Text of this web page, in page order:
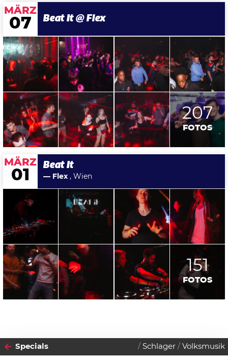
MÄRZ
07 Beat It @ Flex
207
FOTOS
MÄRZ
01
Beat It
— Flex , Wien
151
FOTOS
Specials Schlager Volksmusik